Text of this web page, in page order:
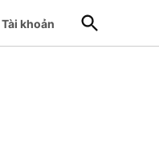
Tài khoản
Open
Search